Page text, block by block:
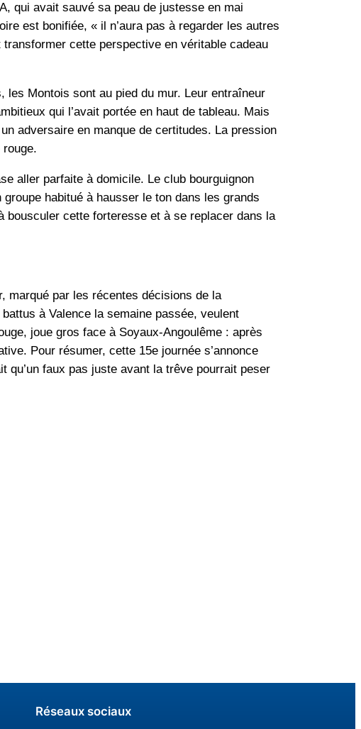
qui avait sauvé sa peau de justesse en mai
est bonifiée, « il n’aura pas à regarder les autres
cette perspective en véritable cadeau
Montois sont au pied du mur. Leur entraîneur
qui l’avait portée en haut de tableau. Mais
adversaire en manque de certitudes. La pression
aller parfaite à domicile. Le club bourguignon
habitué à hausser le ton dans les grands
bousculer cette forteresse et à se replacer dans la
marqué par les récentes décisions de la
à Valence la semaine passée, veulent
joue gros face à Soyaux-Angoulême : après
Pour résumer, cette 15e journée s’annonce
faux pas juste avant la trêve pourrait peser
Réseaux sociaux